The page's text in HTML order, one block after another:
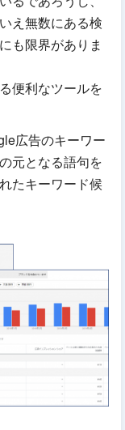
え無数にある検
も限界がありま
便利なツールを
広告のキーワー
元となる語句を
たキーワード候